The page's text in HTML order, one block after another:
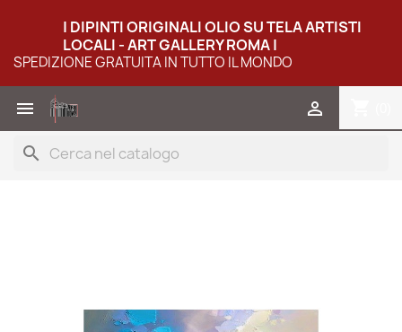
| DIPINTI ORIGINALI OLIO SU TELA ARTISTI
LOCALI - ART GALLERY ROMA |
SPEDIZIONE GRATUITA IN TUTTO IL MONDO
 
search